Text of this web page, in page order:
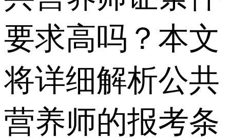
要求高吗？本文
将详细解析公共
营养师的报考条